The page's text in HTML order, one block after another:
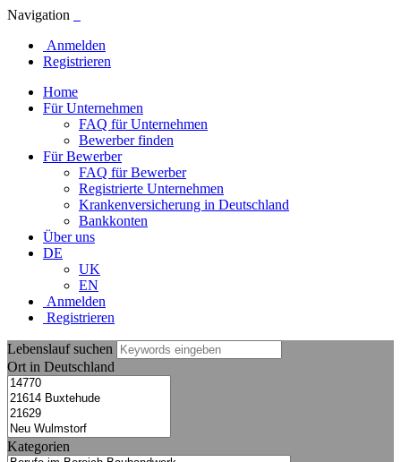
Navigation
Anmelden
Registrieren
Home
Für Unternehmen
FAQ für Unternehmen
Bewerber finden
Für Bewerber
FAQ für Bewerber
Registrierte Unternehmen
Krankenversicherung in Deutschland
Bankkonten
Über uns
DE
UK
EN
Anmelden
Registrieren
Lebenslauf suchen
Ort in Deutschland
Kategorien